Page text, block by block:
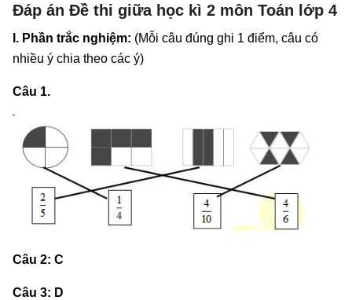
Đáp án Đề thi giữa học kì 2 môn Toán lớp 4
I. Phần trắc nghiệm: (Mỗi câu đúng ghi 1 điểm, câu có
nhiều ý chia theo các ý)
Câu 1.
Câu 2: C
Câu 3: D